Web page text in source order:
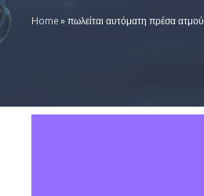
Home » πωλείται αυτόματη πρέσα ατμού